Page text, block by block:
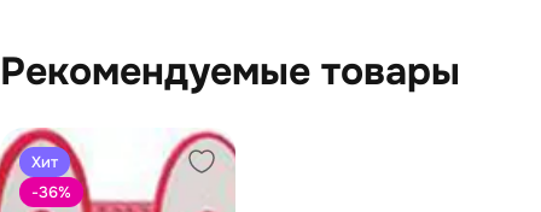
Рекомендуемые товары
Хит
-36%